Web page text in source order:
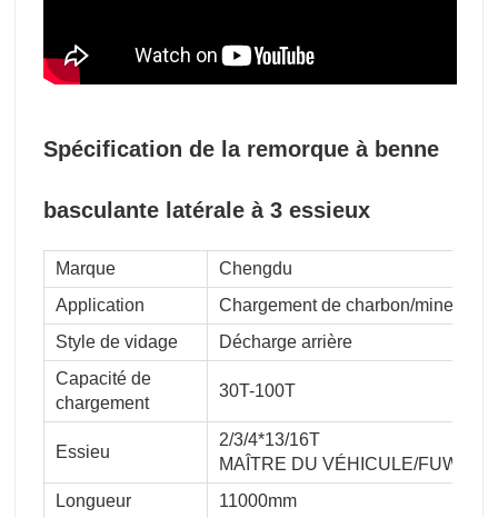
Spécification de la remorque à benne
basculante latérale à 3 essieux
Marque
Chengdu
Application
Chargement de charbon/mine/
Style de vidage
Décharge arrière
Capacité de
chargement
30T-100T
Essieu
2/3/4*13/16T
MAÎTRE DU VÉHICULE/FUWA/
Longueur
11000mm